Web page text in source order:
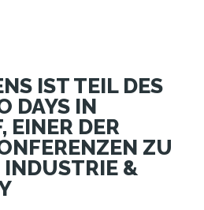
IST TEIL DES
DAYS IN
EINER DER
ZU
&